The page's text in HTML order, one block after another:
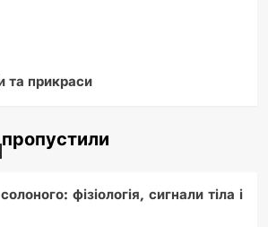
та прикраси
фізіологія, сигнали тіла і